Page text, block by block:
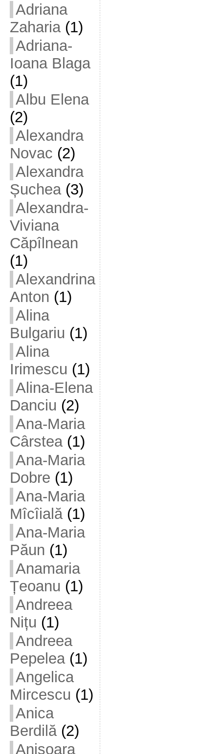
Adriana
Zaharia(1)
Adriana-
Ioana Blaga
(1)
Albu Elena
(2)
Alexandra
Novac (2)
Alexandra
Șuchea(3)
Alexandra-
Viviana
Căpîlnean
(1)
Alexandrina
Anton (1)
Alina
Bulgariu (1)
Alina
Irimescu (1)
Alina-Elena
Danciu (2)
Ana-Maria
Cârstea(1)
Ana-Maria
Dobre (1)
Ana-Maria
Mîcîială(1)
Ana-Maria
Păun (1)
Anamaria
Țeoanu (1)
Andreea
Nițu (1)
Andreea
Pepelea(1)
Angelica
Mircescu (1)
Anica
Berdilă(2)
Anișoara